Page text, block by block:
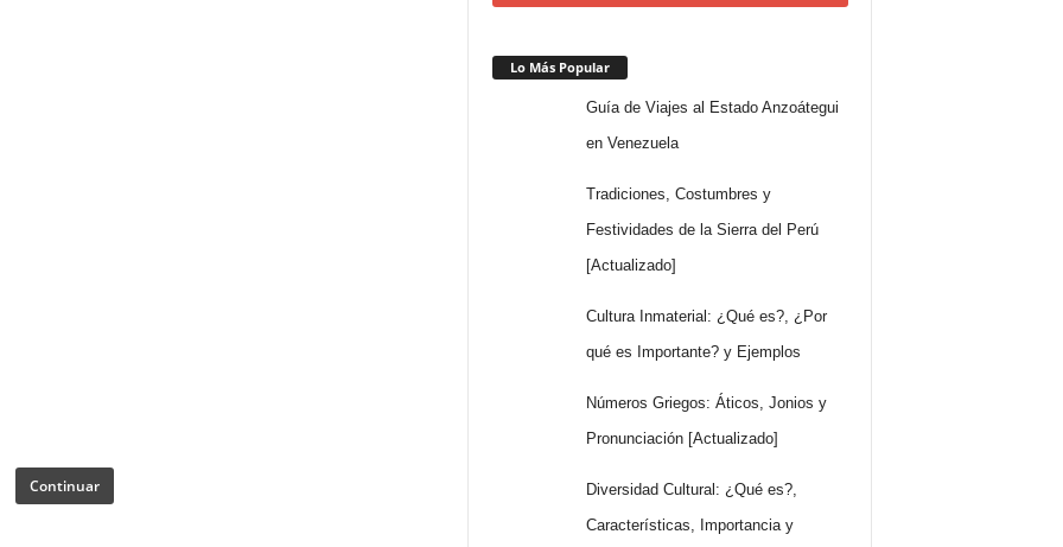
Continuar
Lo Más Popular
Guía de Viajes al Estado Anzoátegui
en Venezuela
Tradiciones, Costumbres y
Festividades de la Sierra del Perú
[Actualizado]
Cultura Inmaterial: ¿Qué es?, ¿Por
qué es Importante? y Ejemplos
Números Griegos: Áticos, Jonios y
Pronunciación [Actualizado]
Diversidad Cultural: ¿Qué es?,
Características, Importancia y